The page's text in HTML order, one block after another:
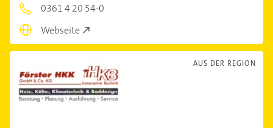
0361 4 20 54-0
Webseite
AUS DER REGION